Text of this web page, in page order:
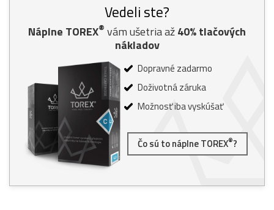
Vedeli ste?
Náplne TOREX® vám ušetria až40% tlačových
nákladov
Dopravné zadarmo
Doživotná záruka
Možnosť iba vyskúšať
Čo sú to náplne TOREX®?